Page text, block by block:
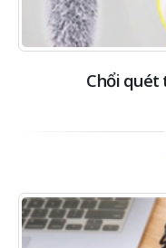
Chổi quét